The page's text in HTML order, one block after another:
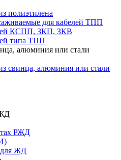
полиэтилена
для кабелей ТПП
КСПП, ЗКП, ЗКВ
типа ТПП
алюминия или стали
свинца, алюминия или стали
РЖД
для ЖД